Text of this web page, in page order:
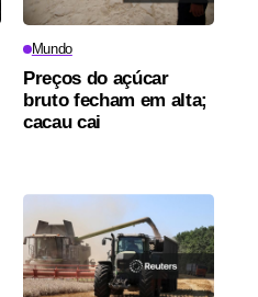
Mundo
Preços do açúcar
bruto fecham em alta;
cacau cai